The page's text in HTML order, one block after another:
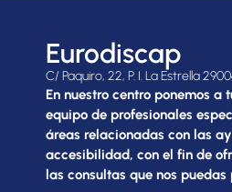
Eurodiscap
C/ Paquiro, 22, P. I. La Estrella
En nuestro centro ponemos a
equipo de profesionales
áreas relacionadas con las
accesibilidad, con el fin de
las consultas que nos puedas